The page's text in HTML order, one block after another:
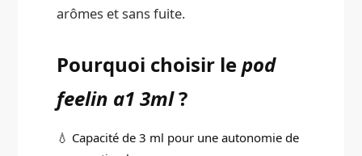
arômes et sans fuite.
Pourquoi choisir lepod
feelin a1 3ml?
💧 Capacité de 3 ml pour une autonomie de